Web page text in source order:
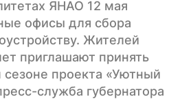
ЯНАО 12 мая
офисы для сбора
Жителей
приглашают принять
проекта «Уютный
служба губернатора